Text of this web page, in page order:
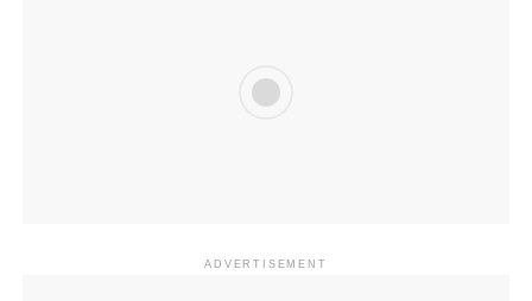
ADVERTISEMENT